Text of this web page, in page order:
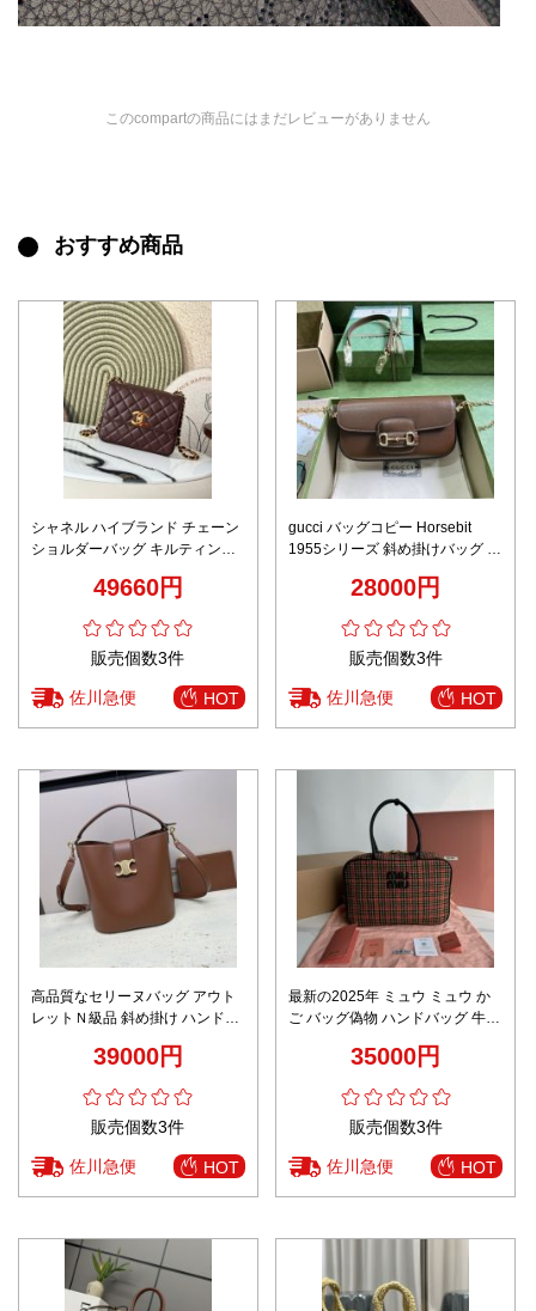
このcompartの商品にはまだレビューがありません
おすすめ商品
シャネル ハイブランド チェーン
ショルダーバッグ キルティング
49660円
販売個数3件
佐川急便 HOT
gucci バッグコピー Horsebit
1955シリーズ 斜め掛けバッグ 持
革 レディース ブラウン
28000円
販売個数3件
佐川急便 HOT
高品質なセリーヌバッグ アウト
レットＮ級品 斜め掛け ハンドバ
39000円
販売個数3件
佐川急便 HOT
最新の2025年 ミュウ ミュウ か
ご バッグ偽物 ハンドバッグ 牛革
35000円
販売個数3件
佐川急便 HOT